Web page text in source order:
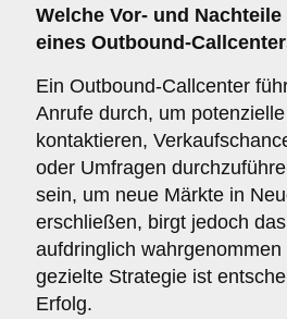
Welche Vor- und
eines Outbound-
Ein Outbound-Callcenter
Anrufe durch, um
kontaktieren,
oder Umfragen
sein, um neue Märkte in
erschließen, birgt jedoch
aufdringlich
gezielte Strategie ist
Erfolg.